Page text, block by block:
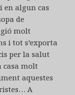
algun cas
de
molt
i tot s’exporta
per la salut
casa molt
aquestes
A